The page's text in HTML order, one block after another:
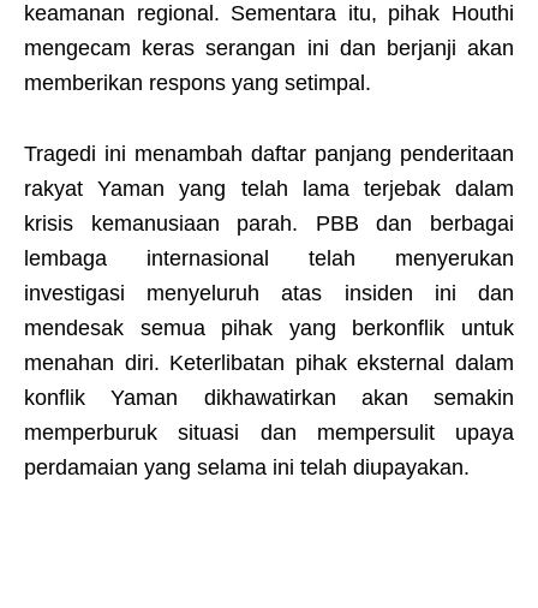
keamanan regional. Sementara itu, pihak Houthi
mengecam keras serangan ini dan berjanji akan
memberikan respons yang setimpal.
Tragedi ini menambah daftar panjang penderitaan
rakyat Yaman yang telah lama terjebak dalam
krisis kemanusiaan parah. PBB dan berbagai
lembaga internasional telah menyerukan
investigasi menyeluruh atas insiden ini dan
mendesak semua pihak yang berkonflik untuk
menahan diri. Keterlibatan pihak eksternal dalam
konflik Yaman dikhawatirkan akan semakin
memperburuk situasi dan mempersulit upaya
perdamaian yang selama ini telah diupayakan.